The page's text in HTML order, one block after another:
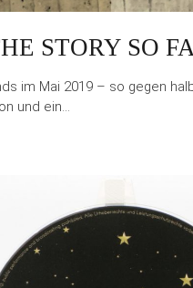
STORY SO
im Mai 2019 – so gegen
und ein…